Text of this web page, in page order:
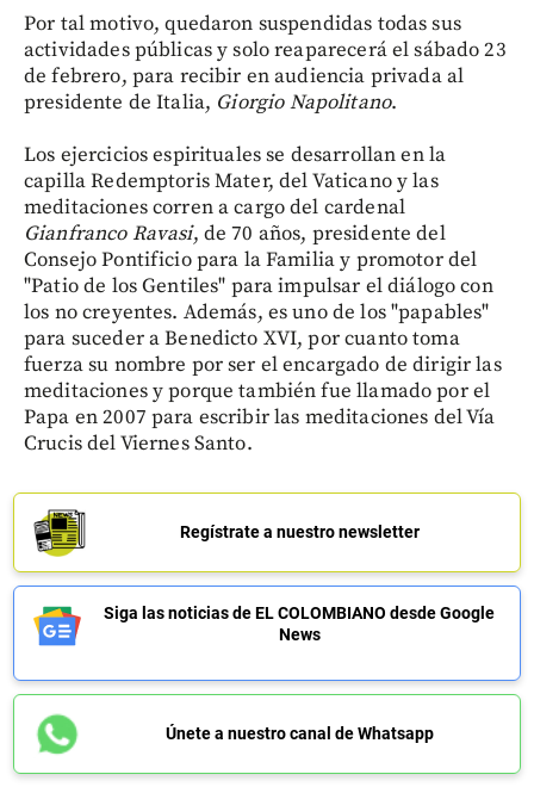
Por tal motivo, quedaron suspendidas todas sus
actividades públicas y solo reaparecerá el sábado 23
de febrero, para recibir en audiencia privada al
presidente de Italia, Giorgio Napolitano.
Los ejercicios espirituales se desarrollan en la
capilla Redemptoris Mater, del Vaticano y las
meditaciones corren a cargo del cardenal
Gianfranco Ravasi, de 70 años, presidente del
Consejo Pontificio para la Familia y promotor del
"Patio de los Gentiles" para impulsar el diálogo con
los no creyentes. Además, es uno de los "papables"
para suceder a Benedicto XVI, por cuanto toma
fuerza su nombre por ser el encargado de dirigir las
meditaciones y porque también fue llamado por el
Papa en 2007 para escribir las meditaciones del Vía
Crucis del Viernes Santo.
Regístrate a nuestro newsletter
Siga las noticias de EL COLOMBIANO desde Google
News
Únete a nuestro canal de Whatsapp